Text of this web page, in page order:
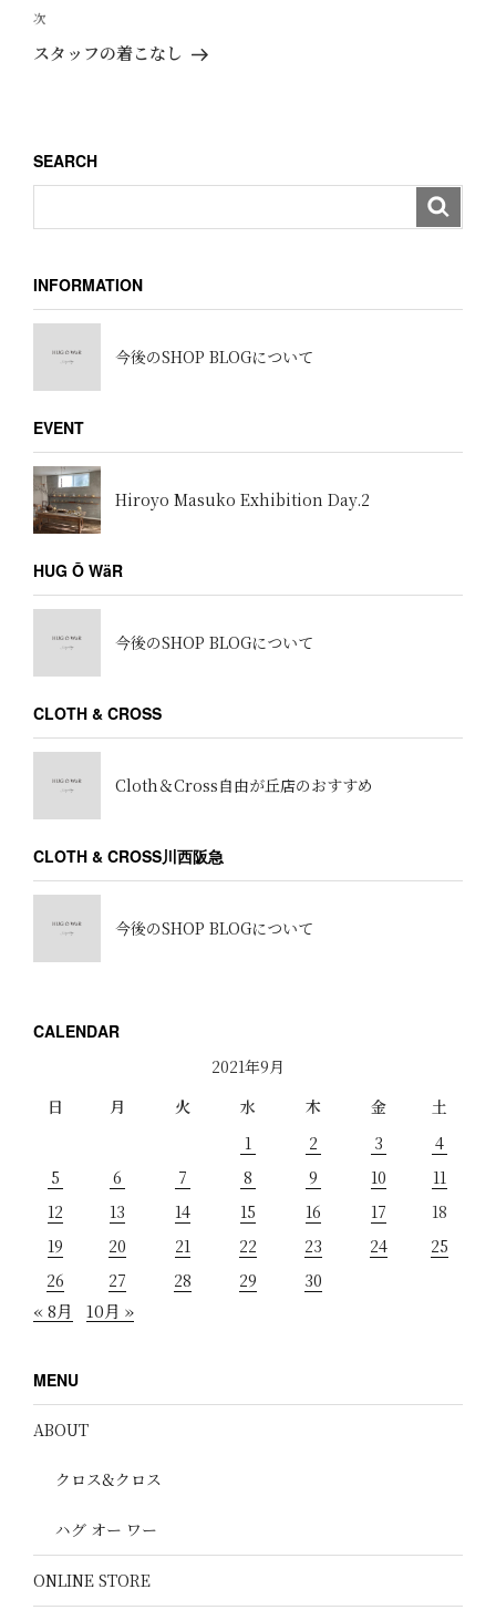
ビ
ゲ
ン
投
稿
次
の
次
スタッフの着こなし
SEARCH
INFORMATION
今後のSHOP BLOGについて
EVENT
Hiroyo Masuko Exhibition Day.2
HUG Ō WäR
今後のSHOP BLOGについて
CLOTH & CROSS
Cloth＆Cross自由が丘店のおすすめ
CLOTH & CROSS川西阪急
今後のSHOP BLOGについて
CALENDAR
2021年9月
日
月 火 水 木 金
土
1
2 3
4
5
6 7 8 9 10
11
12
13 14 15 16 17
18
19
20 21 22 23 24
25
26
27 28 29 30
« 8月 10月 »
MENU
ABOUT
クロス&クロス
ハグ オー ワー
ONLINE STORE